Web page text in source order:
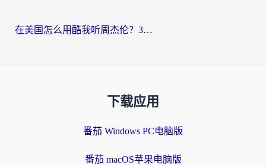
在美国怎么用酷我听周杰伦？3步搞定海外听歌难题
下载应用
番茄 Windows PC电脑版
番茄 macOS苹果电脑版